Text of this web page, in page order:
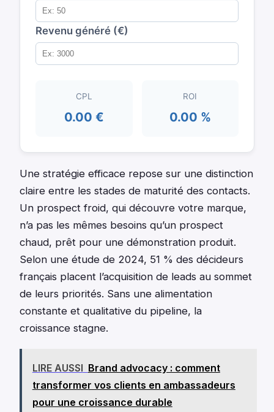
Revenu généré (€)
CPL
0.00 €
ROI
0.00 %
Une stratégie efficace repose sur une distinction
claire entre les stades de maturité des contacts.
Un prospect froid, qui découvre votre marque,
n’a pas les mêmes besoins qu’un prospect
chaud, prêt pour une démonstration produit.
Selon une étude de 2024, 51 % des décideurs
français placent l’acquisition de leads au sommet
de leurs priorités. Sans une alimentation
constante et qualitative du pipeline, la
croissance stagne.
LIRE AUSSI Brand advocacy : comment
transformer vos clients en ambassadeurs
pour une croissance durable